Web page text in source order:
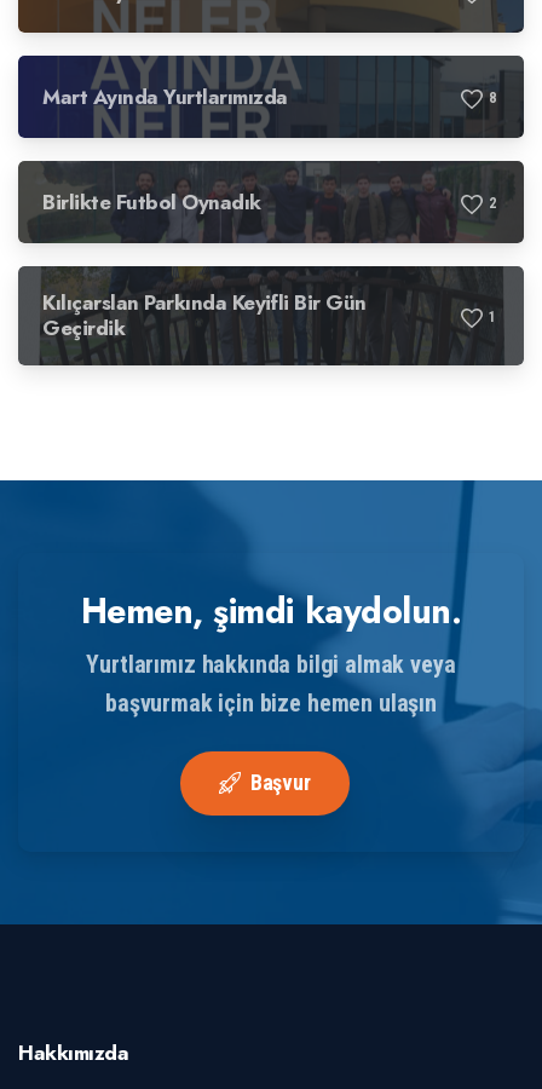
Mart Ayında Yurtlarımızda 8
Birlikte Futbol Oynadık 2
Kılıçarslan Parkında Keyifli Bir Gün
Geçirdik
1
Hemen, şimdi kaydolun.
Yurtlarımız hakkında bilgi almak veya
başvurmak için bize hemen ulaşın
Başvur
Hakkımızda